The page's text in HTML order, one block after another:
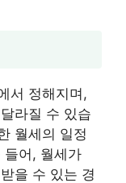
서 정해지며,
라질 수 있습
월세의 일정
들어, 월세가
을 수 있는 경